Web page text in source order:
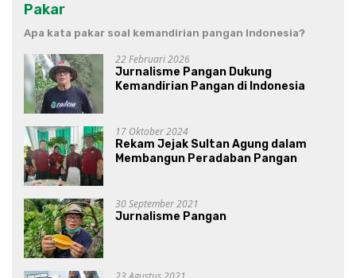
Pakar
Apa kata pakar soal kemandirian pangan Indonesia?
22 Februari 2026
Jurnalisme Pangan Dukung
Kemandirian Pangan di Indonesia
17 Oktober 2024
Rekam Jejak Sultan Agung dalam
Membangun Peradaban Pangan
30 September 2021
Jurnalisme Pangan